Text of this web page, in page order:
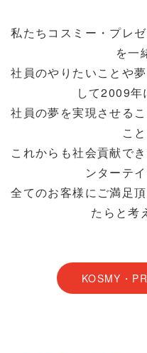
私たちコスミー・プレ
を一
社員のやりたいことや
して2009年
社員の夢を実現させる
こ
これからも社会貢献で
ンターテ
全てのお客様にご満足
たらと考
KOSMY・